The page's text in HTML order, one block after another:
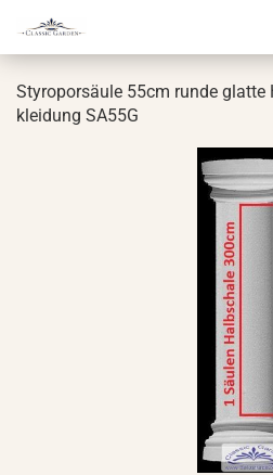
Sty­ro­por­säu­le 55cm runde
klei­dung SA55G